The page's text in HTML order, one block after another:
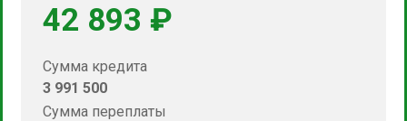
42 893 ₽
Сумма кредита
3 991 500
Сумма переплаты